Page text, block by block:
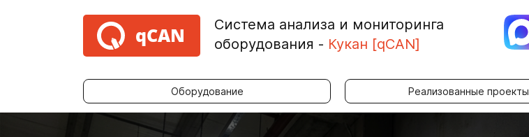
qCAN
Система анализа и мониторинга
оборудования - Кукан [qCAN]
Оборудование Реализованные проекты